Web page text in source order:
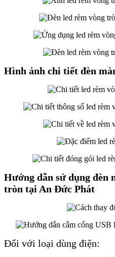
Hình ảnh chi tiết đèn
Hướng dẫn sử dụng đèn
tròn tại An Đức Phát
Đối với loại dùng điện: